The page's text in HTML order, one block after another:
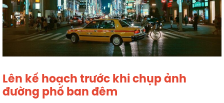
Lên kế hoạch trước khi chụp ảnh
đường phố ban đêm